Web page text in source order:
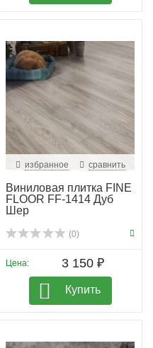
избранное сравнить
Виниловая плитка FINE
FLOOR FF-1414 Дуб
Шер
(0)
Цена: 3 150 ₽
Купить